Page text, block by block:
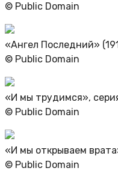
© Public Domain
«Ангел Последний»
© Public Domain
«И мы трудимся»,
© Public Domain
«И мы открываем
© Public Domain